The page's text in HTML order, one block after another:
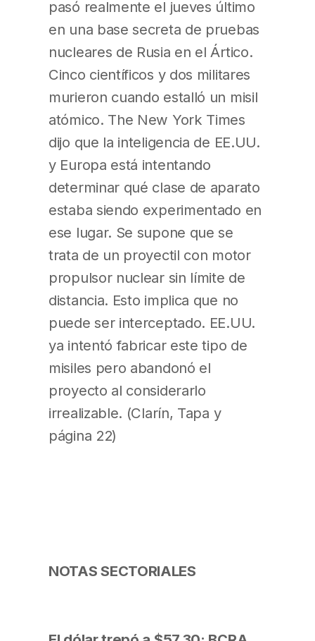
pasó realmente el jueves último
en una base secreta de pruebas
nucleares de Rusia en el Ártico.
Cinco científicos y dos militares
murieron cuando estalló un misil
atómico. The New York Times
dijo que la inteligencia de EE.UU.
y Europa está intentando
determinar qué clase de aparato
estaba siendo experimentado en
ese lugar. Se supone que se
trata de un proyectil con motor
propulsor nuclear sin límite de
distancia. Esto implica que no
puede ser interceptado. EE.UU.
ya intentó fabricar este tipo de
misiles pero abandonó el
proyecto al considerarlo
irrealizable. (Clarín, Tapa y
página 22)
NOTAS SECTORIALES